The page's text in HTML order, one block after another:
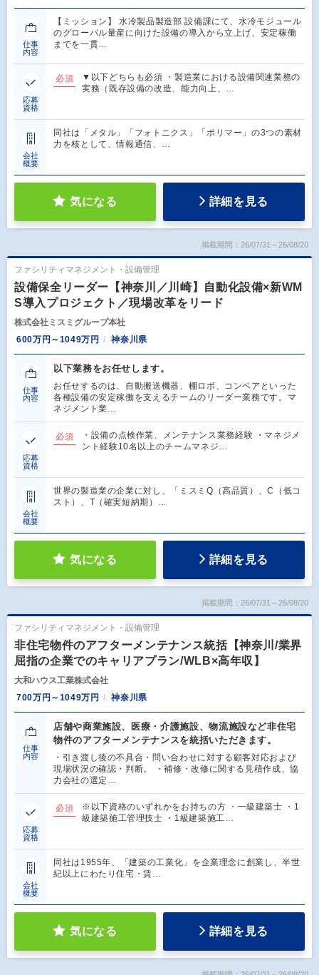
仕事
内容
【ミッション】 水冷製品製造部 設備課にて、水冷モジュール
のグローバル量産に向けた設備の導入から立上げ、安定稼働
までを一貫…
応募
資格
必須
▼以下どちらも必須 ・製造業における設備関連業務の
実務（既存設備の改造、能力向上、…
会社
概要
同社は「メタル」「フォトニクス」「ポリマー」の3つの素材
力を核として、情報通信、…
気になる 詳細を見る
掲載期間：26/07/31～26/08/20
ファシリティマネジメント・設備管理
設備保全リーダー【神奈川／川崎】自動化設備×新WM
S導入プロジェクト／現場改革をリード
株式会社ミスミグループ本社
600万円～1049万円
神奈川県
仕事
内容
以下業務をお任せします。
お任せするのは、自動搬送機器、棚ロボ、コンベアといった
各種設備の安定稼働を支えるチームのリーダー業務です。マ
ネジメント業…
応募
資格
必須
・設備の点検作業、メンテナンス業務経験 ・マネジメ
ント経験10名以上のチームマネジ…
会社
概要
世界の製造業の企業に対し、「ミスミQ（高品質）、C（低コ
スト）、T（確実短納期）…
気になる 詳細を見る
掲載期間：26/07/31～26/08/20
ファシリティマネジメント・設備管理
非住宅物件のアフターメンテナンス統括【神奈川/業界
屈指の企業でのキャリアプラン/WLB×高年収】
大和ハウス工業株式会社
700万円～1049万円
神奈川県
仕事
内容
店舗や商業施設、医療・介護施設、物流施設など非住宅
物件のアフターメンテナンスを統括いただきます。
・引き渡し後の不具合・問い合わせに対する顧客対応および
現場状況の確認・判断。 ・補修・改修に関する見積作成、協
力会社の選定…
応募
資格
必須
※以下資格のいずれかをお持ちの方 ・一級建築士 ・1
級建築施工管理技士 ・1級建築施工…
会社
概要
同社は1955年、「建築の工業化」を企業理念に創業し、半世
紀以上にわたり住宅・賃…
気になる 詳細を見る